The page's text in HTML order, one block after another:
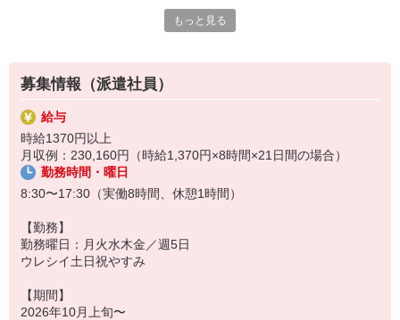
●請求書の処理、支払い手続き（専用システムにて）
※すべて同じ業務の社員の方より丁寧に教えて頂けます！
もっと見る
募集情報（派遣社員）
給与
時給1370円以上
月収例：230,160円（時給1,370円×8時間×21日間の場合）
勤務時間・曜日
8:30〜17:30（実働8時間、休憩1時間）
【勤務】
勤務曜日：月火水木金／週5日
ウレシイ土日祝やすみ
【期間】
2026年10月上旬〜